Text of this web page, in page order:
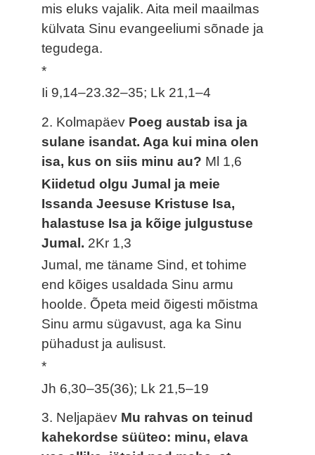
mis eluks vajalik. Aita meil maailmas
külvata Sinu evangeeliumi sõnade ja
tegudega.
*
Ii 9,14–23.32–35; Lk 21,1–4
2. Kolmapäev Poeg austab isa ja
sulane isandat. Aga kui mina olen
isa, kus on siis minu au? Ml 1,6
Kiidetud olgu Jumal ja meie
Issanda Jeesuse Kristuse Isa,
halastuse Isa ja kõige julgustuse
Jumal. 2Kr 1,3
Jumal, me täname Sind, et tohime
end kõiges usaldada Sinu armu
hoolde. Õpeta meid õigesti mõistma
Sinu armu sügavust, aga ka Sinu
pühadust ja aulisust.
*
Jh 6,30–35(36); Lk 21,5–19
3. Neljapäev Mu rahvas on teinud
kahekordse süüteo: minu, elava